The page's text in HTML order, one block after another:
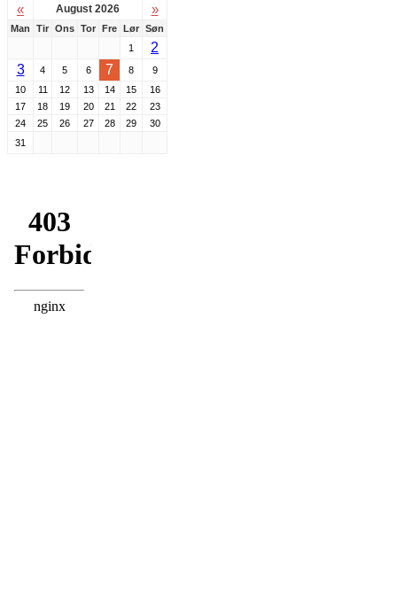
« August 2026 »
Man Tir Ons Tor Fre Lør Søn
1
2
3
4 5 6 7 8
9
10
11 12 13 14 15
16
17
18 19 20 21 22
23
24
25 26 27 28 29
30
31